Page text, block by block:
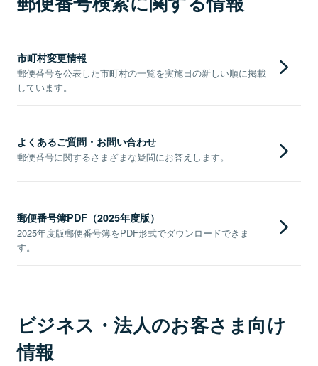
市町村変更情報
郵便番号を公表した市町村の一覧を実施日の新しい順に掲載
しています。
よくあるご質問・お問い合わせ
郵便番号に関するさまざまな疑問にお答えします。
郵便番号簿PDF（2025年度版）
2025年度版郵便番号簿をPDF形式でダウンロードできま
す。
ビジネス・法人のお客さま向け
情報